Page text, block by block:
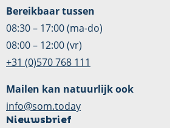
Bereikbaar tussen
08:30 – 17:00 (ma-do)
08:00 – 12:00 (vr)
+31 (0)570 768 111
Mailen kan natuurlijk ook
info@som.today
Nieuwsbrief